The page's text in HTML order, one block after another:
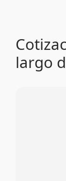
largo